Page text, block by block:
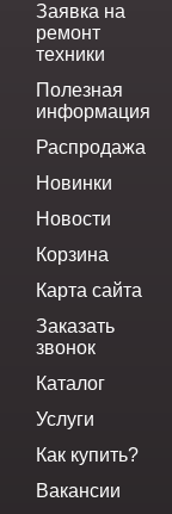
Заявка на
ремонт
техники
Полезная
информация
Распродажа
Новинки
Новости
Корзина
Карта сайта
Заказать
звонок
Каталог
Услуги
Как купить?
Вакансии